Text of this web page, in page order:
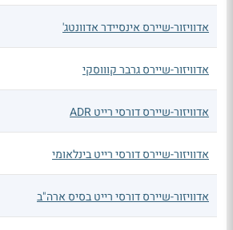
אדוויזור-שיירס אינסיידר אדוונטג'
אדוויזור-שיירס גרבר קוווסקי
אדוויזור-שיירס דורסי רייט ADR
אדוויזור-שיירס דורסי רייט בינלאומי
אדוויזור-שיירס דורסי רייט בסיס ארה"ב